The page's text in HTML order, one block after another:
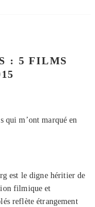
: 5 FILMS
qui m’ont marqué en
est le digne héritier de
filmique et
reflète étrangement